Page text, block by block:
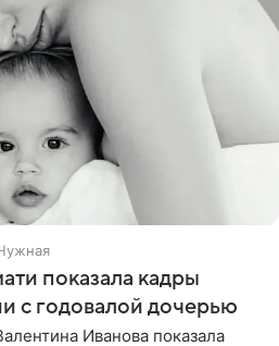
показала кадры
с годовалой дочерью
Иванова показала